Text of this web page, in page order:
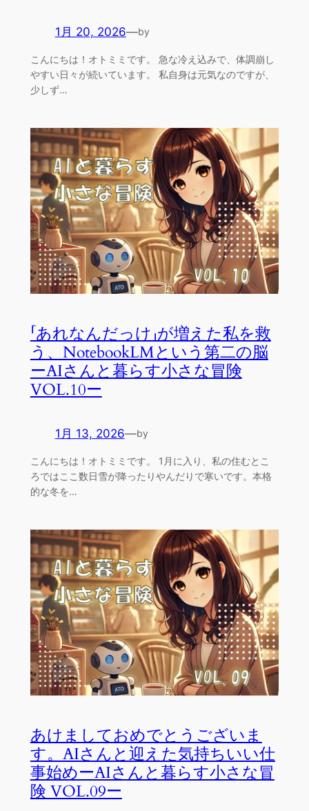
1月 20, 2026—by
こんにちは！オトミミです。 急な冷え込みで、体調崩し
やすい日々が続いています。 私自身は元気なのですが、
少しず…
「あれなんだっけ」が増えた私を救
う、NotebookLMという第二の脳
ーAIさんと暮らす小さな冒険
VOL.10ー
1月 13, 2026—by
こんにちは！オトミミです。 1月に入り、私の住むとこ
ろではここ数日雪が降ったりやんだりで寒いです。本格
的な冬を…
あけましておめでとうございま
す。AIさんと迎えた気持ちいい仕
事始めーAIさんと暮らす小さな冒
険 VOL.09ー